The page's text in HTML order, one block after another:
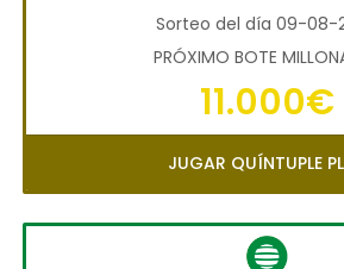
Sorteo del día 09-08-
PRÓXIMO BOTE
11.000€
JUGAR QUÍNTUPLE